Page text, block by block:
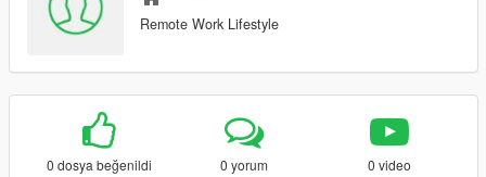
Remote Work Lifestyle
0 dosya beğenildi 0 yorum 0 video